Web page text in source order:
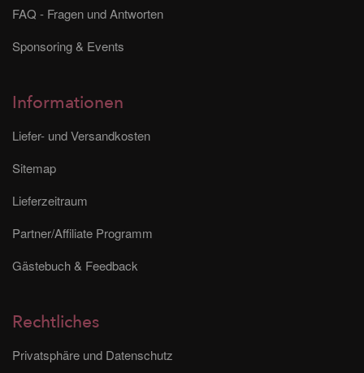
FAQ - Fragen und Antworten
Sponsoring & Events
Informationen
Liefer- und Versandkosten
Sitemap
Lieferzeitraum
Partner/Affiliate Programm
Gästebuch & Feedback
Rechtliches
Privatsphäre und Datenschutz